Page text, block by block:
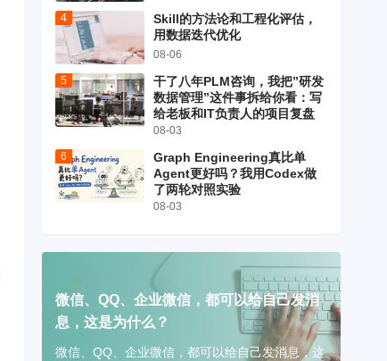
Skill的方法论和工程化评估，
用数据迭代优化
08-06
干了八年PLM咨询，我把”研发
数据管理”这件事拆给你看：写
给老板和IT负责人的项目复盘
08-03
Graph Engineering真比单
Agent更好吗？我用Codex做
了两轮对照实验
08-03
微信、QQ、企业微信，都可以给自己发消
息，这是为什么？
微信、QQ、企业微信，都可以给自己发消息，这